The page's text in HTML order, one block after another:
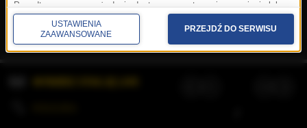
Prywatność.Aplikacje.© 2026 Radio Muzyka
Fakty Grupa RMF sp. z o.o. sp. k.
Ponadto masz prawo żądania dostępu, sprostowania, usunięcia lub
ograniczenia przetwarzania danych, a także złożenia skargi do
Prezesa Urzędu Ochrony Danych Osobowych. W polityce prywatności
znajdziesz informacje jak wykonać swoje prawa. Szczegółowe
informacje na temat przetwarzania Twoich danych znajdują się w
USTAWIENIA
ZAAWANSOWANE
PRZEJDŹ DO SERWISU